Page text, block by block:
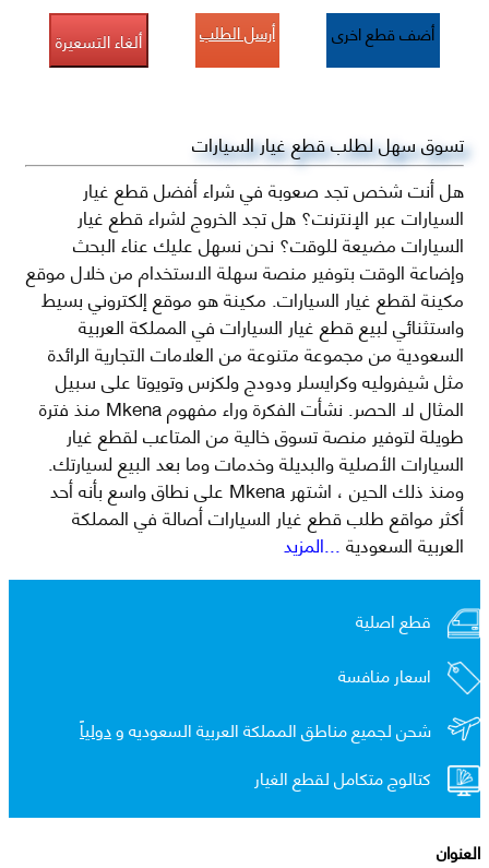
أضف قطع اخرى أرسل الطلب ألغاء التسعيرة
تسوق سهل لطلب قطع غيار السيارات
هل أنت شخص تجد صعوبة في شراء أفضل قطع غيار
السيارات عبر الإنترنت؟ هل تجد الخروج لشراء قطع غيار
السيارات مضيعة للوقت؟ نحن نسهل عليك عناء البحث
وإضاعة الوقت بتوفير منصة سهلة الاستخدام من خلال موقع
مكينة لقطع غيار السيارات. مكينة هو موقع إلكتروني بسيط
واستثنائي لبيع قطع غيار السيارات في المملكة العربية
السعودية من مجموعة متنوعة من العلامات التجارية الرائدة
مثل شيفروليه وكرايسلر ودودج ولكزس وتويوتا على سبيل
المثال لا الحصر. نشأت الفكرة وراء مفهوم Mkena منذ فترة
طويلة لتوفير منصة تسوق خالية من المتاعب لقطع غيار
السيارات الأصلية والبديلة وخدمات وما بعد البيع لسيارتك.
ومنذ ذلك الحين ، اشتهر Mkena على نطاق واسع بأنه أحد
أكثر مواقع طلب قطع غيار السيارات أصالة في المملكة
العربية السعودية...المزيد
قطع اصلية
اسعار منافسة
شحن لجميع مناطق المملكة العربية السعوديه ودولياً
كتالوج متكامل لقطع الغيار
العنوان